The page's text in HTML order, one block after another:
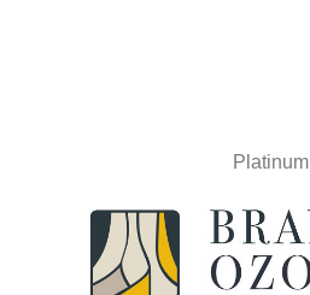
Platinum